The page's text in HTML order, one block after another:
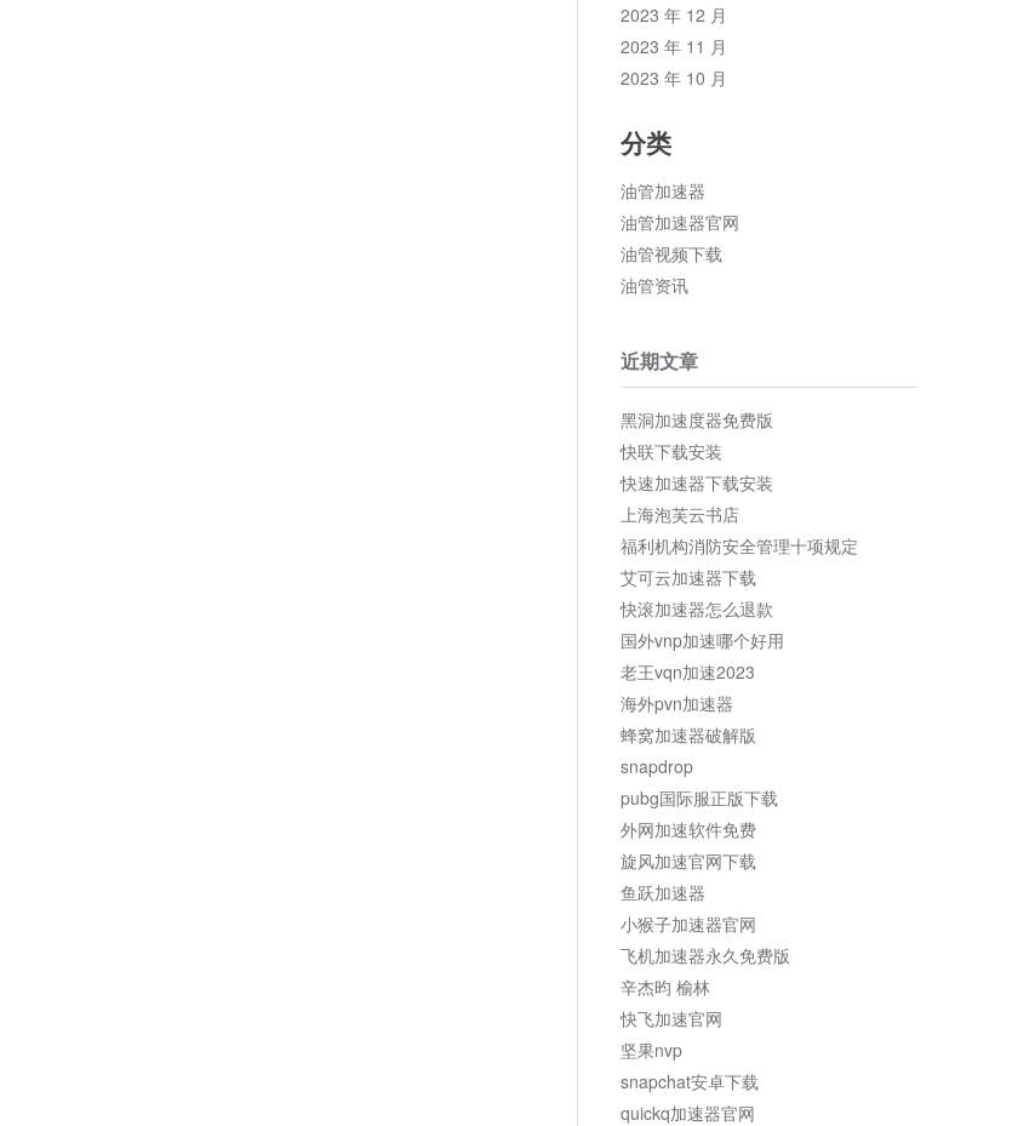
2023 年 12 月
2023 年 11 月
2023 年 10 月
分类
油管加速器
油管加速器官网
油管视频下载
油管资讯
近期文章
黑洞加速度器免费版
快联下载安装
快速加速器下载安装
上海泡芙云书店
福利机构消防安全管理十项规定
艾可云加速器下载
快滚加速器怎么退款
国外vnp加速哪个好用
老王vqn加速2023
海外pvn加速器
蜂窝加速器破解版
snapdrop
pubg国际服正版下载
外网加速软件免费
旋风加速官网下载
鱼跃加速器
小猴子加速器官网
飞机加速器永久免费版
辛杰昀 榆林
快飞加速官网
坚果nvp
snapchat安卓下载
quickq加速器官网